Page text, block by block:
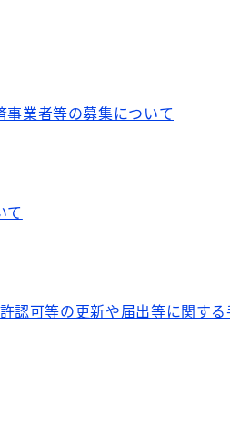
事業者等の募集について
て
認可等の更新や届出等に関する